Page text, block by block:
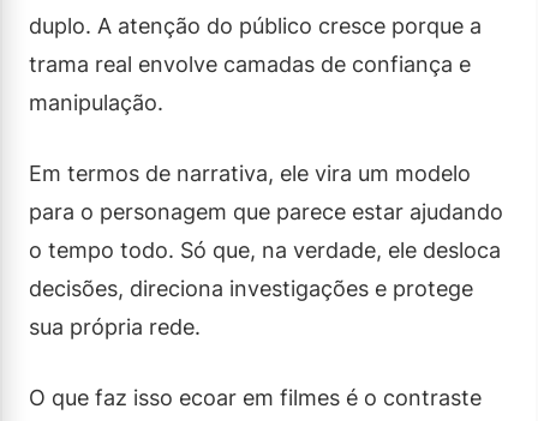
duplo. A atenção do público cresce porque a
trama real envolve camadas de confiança e
manipulação.
Em termos de narrativa, ele vira um modelo
para o personagem que parece estar ajudando
o tempo todo. Só que, na verdade, ele desloca
decisões, direciona investigações e protege
sua própria rede.
O que faz isso ecoar em filmes é o contraste